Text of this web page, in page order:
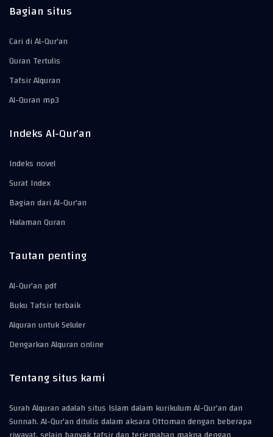
Bagian situs
Cari di Al-Qur'an
Quran Tertulis
Tafsir Alquran
Al-Quran mp3
Indeks Al-Qur'an
Indeks novel
Surat Index
Bagian dari Al-Qur'an
Halaman Quran
Tautan penting
Al-Qur'an pdf
Buku Tafsir terbaik
Alquran untuk Seluler
Dengarkan Alquran online
Tentang situs kami
Surah Alquran adalah situs Islam dalam kurikulum Al-Qur'an dan
Sunnah. Al-Qur'an ditulis dalam aksara Ottoman dengan beberapa